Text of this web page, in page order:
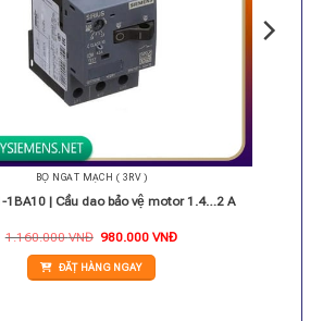
BỘ NGẮT MẠCH ( 3RV )
1BA10 | Cầu dao bảo vệ motor 1.4…2 A
1.160.000VNĐ Giá
là:
1.160.000 VNĐ.
980.000VNĐGiá
ĐẶT HÀNG NGAY